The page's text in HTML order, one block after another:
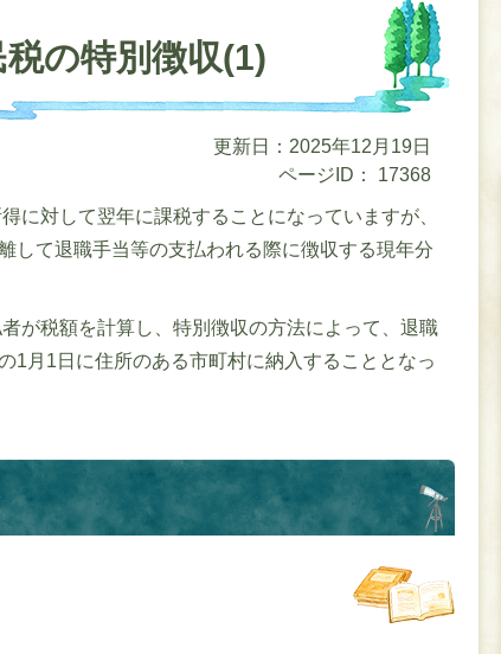
の特別徴収(1)
更新日：2025年12月19日
ページID：
17368
に対して翌年に課税することになっていますが、
して退職手当等の支払われる際に徴収する現年分
が税額を計算し、特別徴収の方法によって、退職
1月1日に住所のある市町村に納入することとなっ